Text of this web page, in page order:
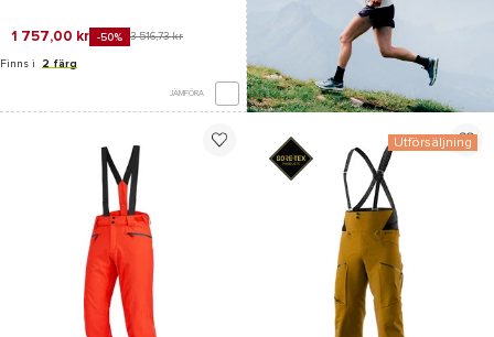
1 757,00 kr -50% 3 516,73 kr
Finns i 2 färg
JÄMFÖRA
*Se villkorhär
Utförsäljning